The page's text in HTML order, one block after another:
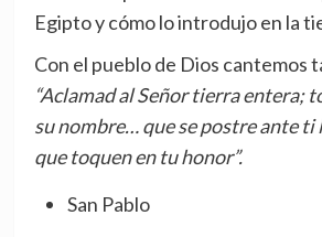
Egipto y cómo lo introdujo en la
Con el pueblo de Dios cantemos
“Aclamad al Señor tierra entera;
su nombre… que se postre ante ti
que toquen en tu honor”.
San Pablo